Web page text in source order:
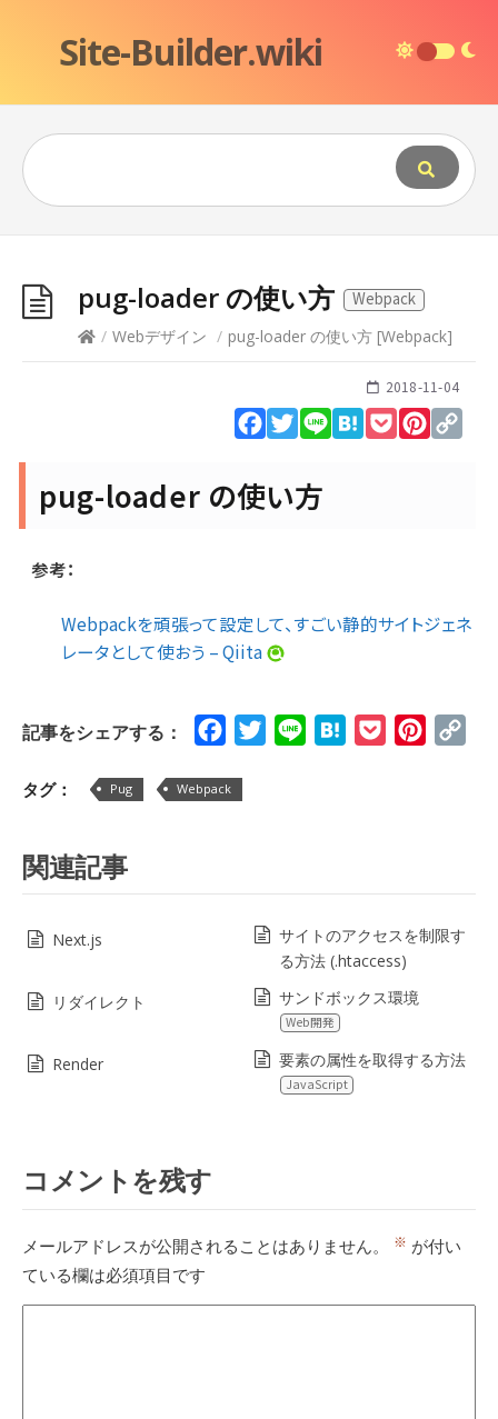
Site-Builder.wiki
pug-loader の使い方
Webpack
/ Webデザイン / pug-loader の使い方 [Webpack]
2018-11-04
Facebook
Twitter
Line HatenaPocket
pug-loader の使い方
参考：
Webpackを頑張って設定して、すごい静的サイトジェネ
レータとして使おう – Qiita
記事をシェアする： FacebookTwitterLine HatenaPocket
タグ： Pug Webpack
関連記事
Next.js
サイトのアクセスを制限す
る方法 (.htaccess)
リダイレクト
サンドボックス環境
Web開発
Render 要素の属性を取得する方法
JavaScript
コメントを残す
メールアドレスが公開されることはありません。 ※ が付い
ている欄は必須項目です